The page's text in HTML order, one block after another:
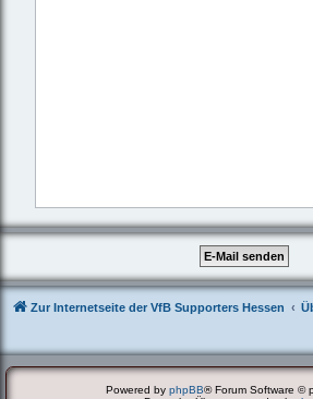
Zur Internetseite der VfB Supporters Hessen
Powered by phpBB® Forum Software ©